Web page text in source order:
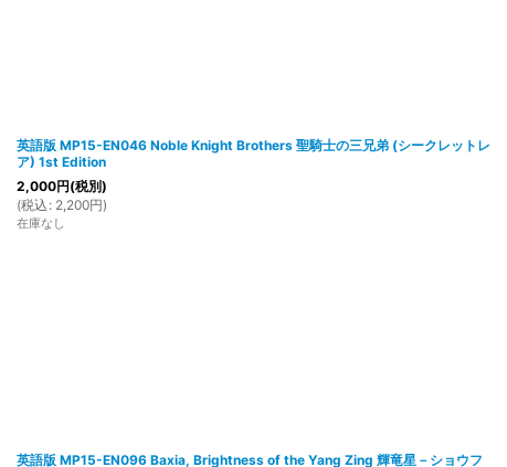
英語版 MP15-EN046 Noble Knight Brothers 聖騎士の三兄弟 (シークレットレ
ア) 1st Edition
2,000円(税別)
(税込 : 2,200円)
在庫なし
英語版 MP15-EN096 Baxia, Brightness of the Yang Zing 輝竜星－ショウフ